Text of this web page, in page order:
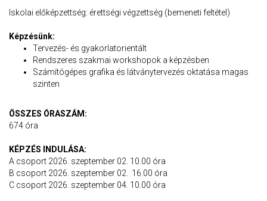
Iskolai előképzettség: érettségi végzettség (bemeneti feltétel)
Képzésünk:
Tervezés- és gyakorlatorientált
Rendszeres szakmai workshopok a képzésben
Számítógépes grafika és látványtervezés oktatása magas
szinten
ÖSSZES ÓRASZÁM:
674 óra
KÉPZÉS INDULÁSA:
A csoport 2026. szeptember 02. 10.00 óra
B csoport 2026. szeptember 02. 16.00 óra
C csoport 2026. szeptember 04. 10.00 óra